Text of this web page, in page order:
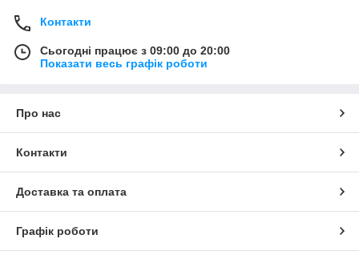
Контакти
Сьогодні працює з 09:00 до 20:00
Показати весь графік роботи
Про нас
Контакти
Доставка та оплата
Графік роботи